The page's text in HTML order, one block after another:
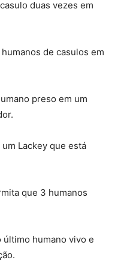
duas vezes em
de casulos em
preso em um
Lackey que está
que 3 humanos
último humano vivo e